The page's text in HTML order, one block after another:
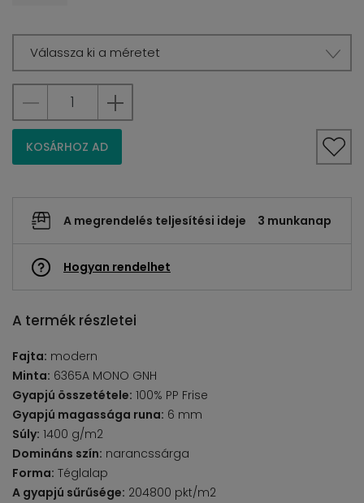
Válassza ki a méretet
KOSÁRHOZ AD
A megrendelés teljesítési ideje 3 munkanap
Hogyan rendelhet
A termék részletei
Fajta: modern
Minta: 6365A MONO GNH
Gyapjú összetétele: 100% PP Frise
Gyapjú magassága runa: 6 mm
Súly: 1400 g/m2
Domináns szín: narancssárga
Forma: Téglalap
A gyapjú sűrűsége: 204800 pkt/m2